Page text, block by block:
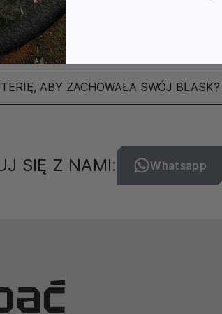
DOSTAWA I ILE TRWA?
I GDZIE PRODUKOWANA JEST
ABY ZACHOWAŁA SWÓJ BLASK?
SIĘ Z NAMI: Whatsapp